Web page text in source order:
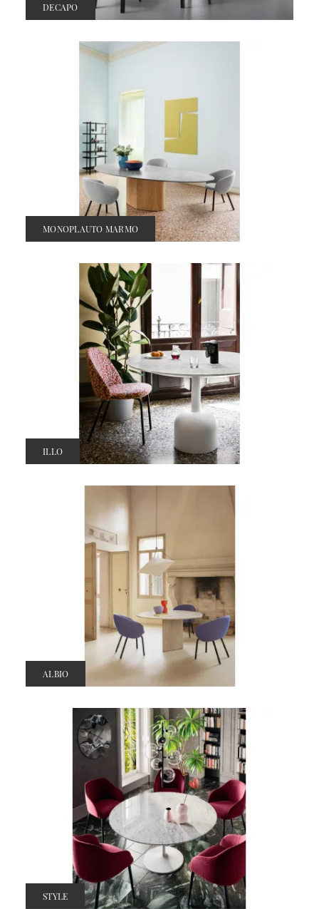
DECAPO
MONOPLAUTO MARMO
ILLO
ALBIO
STYLE